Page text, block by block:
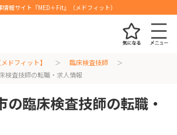
報サイト『MED＋Fit』（メドフィット）
ドフィット】
臨床検査技師
検査技師の転職・求人情報
の臨床検査技師の転職・